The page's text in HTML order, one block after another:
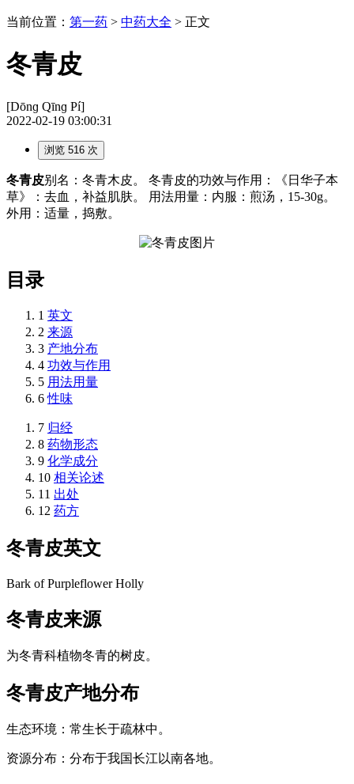
当前位置： 第一药 > 中药大全 > 正文
冬青皮
[Dōnɡ Qīnɡ Pí]
2022-02-19 03:00:31
浏览 516 次
冬青皮别名：冬青木皮。 冬青皮的功效与作用：《日华子本
草》：去血，补益肌肤。 用法用量：内服：煎汤，15-30g。
外用：适量，捣敷。
目录
1 英文
2 来源
3 产地分布
4 功效与作用
5 用法用量
6 性味
7 归经
8 药物形态
9 化学成分
10 相关论述
11 出处
12 药方
冬青皮英文
Bark of Purpleflower Holly
冬青皮来源
为冬青科植物冬青的树皮。
冬青皮产地分布
生态环境：常生长于疏林中。
资源分布：分布于我国长江以南各地。